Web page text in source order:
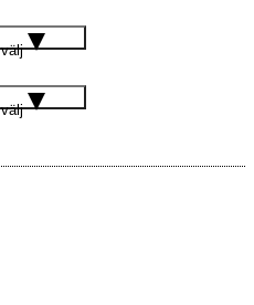
välj
välj